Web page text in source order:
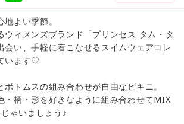
よい季節。
ウィメンズブランド「プリンセス タム・タ
会い、手軽に着こなせるスイムウェアコレ
います♡
トムスの組み合わせが自由なビキニ。
・柄・形を好きなように組み合わせてMIX
ゃいましょう♪